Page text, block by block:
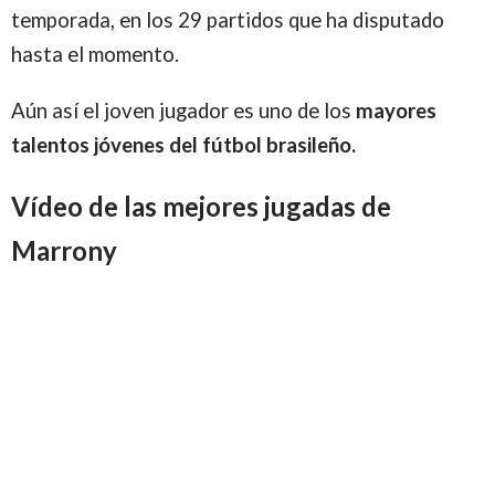
temporada, en los 29 partidos que ha disputado
hasta el momento.
Aún así el joven jugador es uno de los mayores
talentos jóvenes del fútbol brasileño.
Vídeo de las mejores jugadas de
Marrony